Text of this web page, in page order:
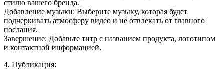
стилю вашего бренда.
Добавление музыки: Выберите музыку, которая будет
подчеркивать атмосферу видео и не отвлекать от главного
послания.
Завершение: Добавьте титр с названием продукта, логотипом
и контактной информацией.
4. Публикация: